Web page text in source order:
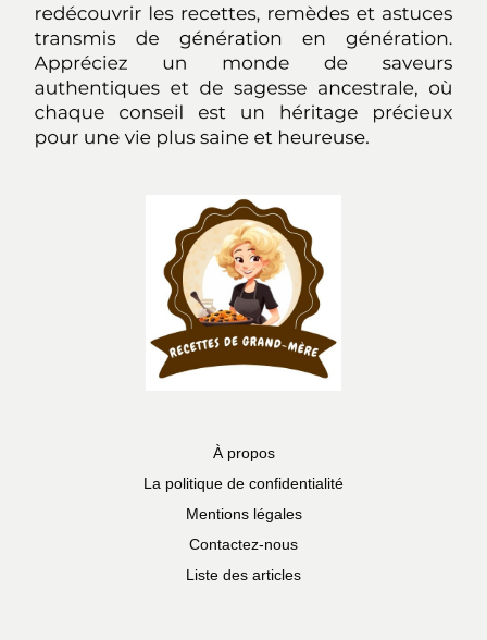
À propos
La politique de confidentialité
Mentions légales
Contactez-nous
Liste des articles